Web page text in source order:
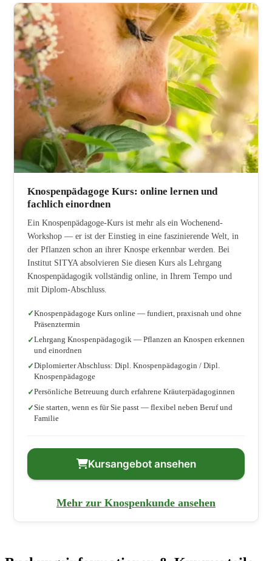
216.73.216.65 2026-08-07 08:14:58
Knospenpädagoge Kurs: online lernen und
fachlich einordnen
Ein Knospenpädagoge-Kurs ist mehr als ein Wochenend-
Workshop — er ist der Einstieg in eine faszinierende Welt, in
der Pflanzen schon an ihrer Knospe erkennbar werden. Bei
Institut SITYA absolvieren Sie diesen Kurs als Lehrgang
Knospenpädagogik vollständig online, in Ihrem Tempo und
mit Diplom-Abschluss.
Knospenpädagoge Kurs online — fundiert, praxisnah und ohne
Präsenztermin
Lehrgang Knospenpädagogik — Pflanzen an Knospen erkennen
und einordnen
Diplomierter Abschluss: Dipl. Knospenpädagogin / Dipl.
Knospenpädagoge
Persönliche Betreuung durch erfahrene Kräuterpädagoginnen
Sie starten, wenn es für Sie passt — flexibel neben Beruf und
Familie
Kursangebot ansehen
Mehr zur Knospenkunde ansehen